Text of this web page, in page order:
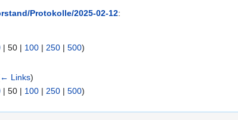
Protokolle/2025-02-12:
| 50 | 100 | 250 | 500)
← Links)
| 50 | 100 | 250 | 500)